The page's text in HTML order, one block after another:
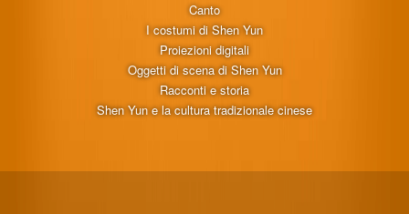
Canto
I costumi di Shen Yun
Proiezioni digitali
Oggetti di scena di Shen Yun
Racconti e storia
Shen Yun e la cultura tradizionale cinese